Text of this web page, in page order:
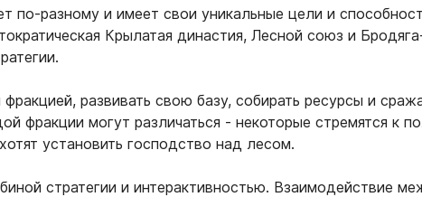
по-разному и имеет свои уникальные цели и
Крылатая династия, Лесной союз и
развивать свою базу, собирать ресурсы и
фракции могут различаться - некоторые стремятся к
установить господство над лесом.
стратегии и интерактивностью. Взаимодействие